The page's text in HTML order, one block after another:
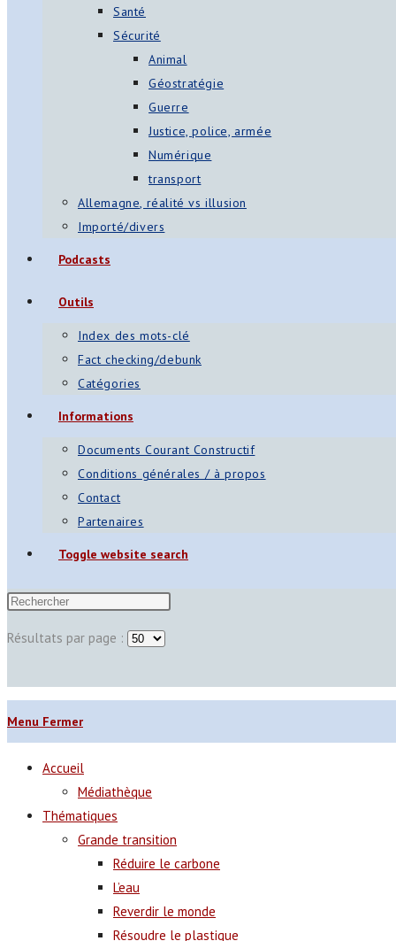
Santé
Sécurité
Animal
Géostratégie
Guerre
Justice, police, armée
Numérique
transport
Allemagne, réalité vs illusion
Importé/divers
Podcasts
Outils
Index des mots-clé
Fact checking/debunk
Catégories
Informations
Documents Courant Constructif
Conditions générales / à propos
Contact
Partenaires
Toggle website search
Résultats par page :
Menu Fermer
Accueil
Médiathèque
Thématiques
Grande transition
Réduire le carbone
L’eau
Reverdir le monde
Résoudre le plastique